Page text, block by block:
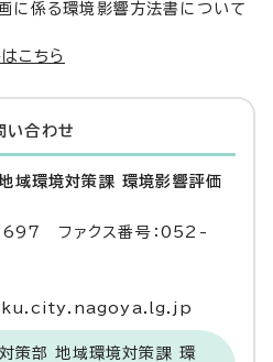
に係る環境影響方法書について
こちら
い合わせ
域環境対策課 環境影響評価
ファクス番号：052-
策部 地域環境対策課 環